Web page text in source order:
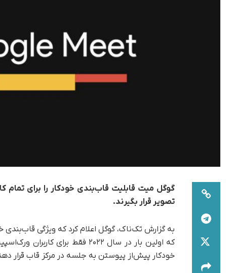
گوگل میت قابلیت قاب‌بندی خودکار را برای تمام
تصویر قرار بگیرند.
به گزارش تک‌ناک، گوگل اعلام کرد که ویژگی
که اولین بار در سال ۲۰۲۲ فقط
خودکار پیش‌از پیوستن به جلسه در مرکز قاب قرار